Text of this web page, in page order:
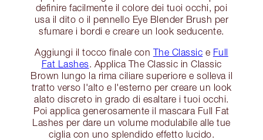
definire facilmente il colore dei tuoi occhi, poi
usa il dito o il pennello Eye Blender Brush per
sfumare i bordi e creare un look seducente.
Aggiungi il tocco finale con The Classic e Full
Fat Lashes. Applica The Classic in Classic
Brown lungo la rima ciliare superiore e solleva il
tratto verso l'alto e l'esterno per creare un look
alato discreto in grado di esaltare i tuoi occhi.
Poi applica generosamente il mascara Full Fat
Lashes per dare un volume modulabile alle tue
ciglia con uno splendido effetto lucido.